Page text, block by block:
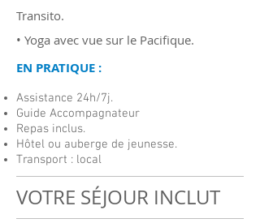
Transito.
• Yoga avec vue sur le Pacifique.
EN PRATIQUE :
Assistance 24h/7j.
Guide Accompagnateur
Repas inclus.
Hôtel ou auberge de jeunesse.
Transport : local
VOTRE SÉJOUR INCLUT